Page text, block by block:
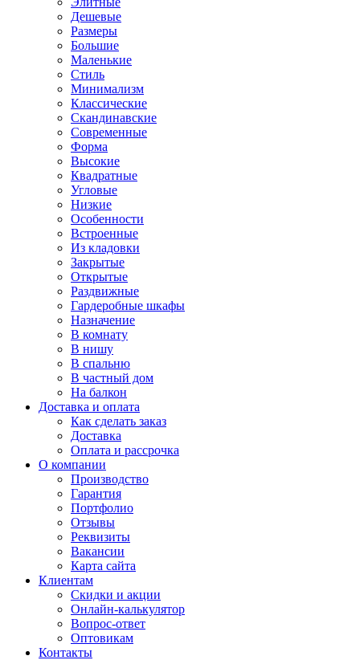
Дешевые
Размеры
Большие
Маленькие
Стиль
Минимализм
Классические
Скандинавские
Современные
Форма
Высокие
Квадратные
Угловые
Низкие
Особенности
Встроенные
Из кладовки
Закрытые
Открытые
Раздвижные
Гардеробные шкафы
Назначение
В комнату
В нишу
В спальню
В частный дом
На балкон
Доставка и оплата
Как сделать заказ
Доставка
Оплата и рассрочка
О компании
Производство
Гарантия
Портфолио
Отзывы
Реквизиты
Вакансии
Карта сайта
Клиентам
Скидки и акции
Онлайн-калькулятор
Вопрос-ответ
Оптовикам
Контакты